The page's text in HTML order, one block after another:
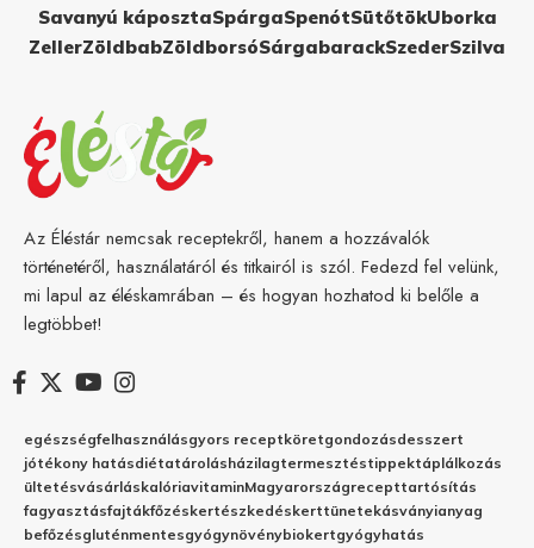
Savanyú káposztaSpárgaSpenótSütőtökUborka
ZellerZöldbabZöldborsóSárgabarackSzederSzilva
Az Éléstár nemcsak receptekről, hanem a hozzávalók
történetéről, használatáról és titkairól is szól. Fedezd fel velünk,
mi lapul az éléskamrában – és hogyan hozhatod ki belőle a
legtöbbet!
egészségfelhasználásgyors receptköretgondozásdesszert
jótékony hatásdiétatárolásházilagtermesztéstippektáplálkozás
ültetésvásárláskalóriavitaminMagyarországrecepttartósítás
fagyasztásfajtákfőzéskertészkedéskerttünetekásványianyag
befőzésgluténmentesgyógynövénybiokertgyógyhatás